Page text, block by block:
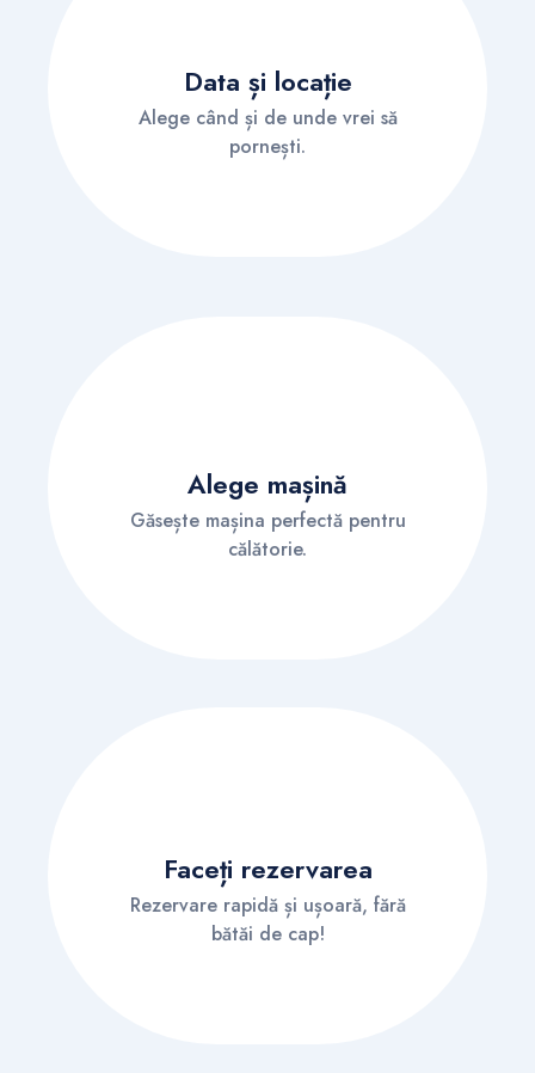
Data și locație
Alege când și de unde vrei să
pornești.
Alege mașină
Găsește mașina perfectă pentru
călătorie.
Faceți rezervarea
Rezervare rapidă și ușoară, fără
bătăi de cap!